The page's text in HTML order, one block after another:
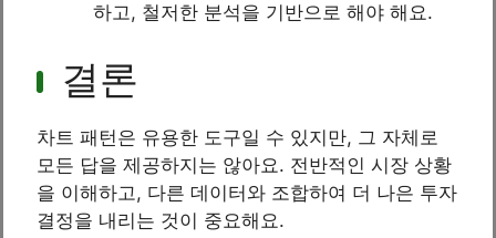
하고, 철저한 분석을 기반으로 해야 해요.
결론
차트 패턴은 유용한 도구일 수 있지만, 그 자체로
모든 답을 제공하지는 않아요. 전반적인 시장 상황
을 이해하고, 다른 데이터와 조합하여 더 나은 투자
결정을 내리는 것이 중요해요.